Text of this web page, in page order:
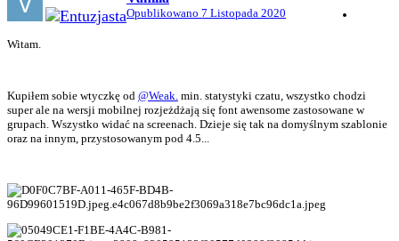
Opublikowano 7 Listopada 2020
Witam.
Kupiłem sobie wtyczkę od @Weak. min. statystyki czatu, wszystko chodzi
super ale na wersji mobilnej rozjeżdżają się font awensome zastosowane w
grupach. Wszystko widać na screenach. Dzieje się tak na domyślnym szablonie
oraz na innym, przystosowanym pod 4.5...